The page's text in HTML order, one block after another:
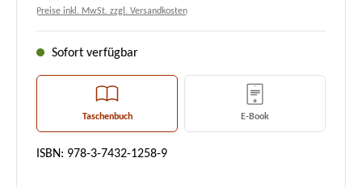
Preise inkl. MwSt. zzgl. Versandkosten
Sofort verfügbar
Taschenbuch E-Book
ISBN: 978-3-7432-1258-9